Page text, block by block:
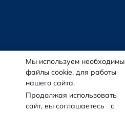
контакты
Мы используем
файлы cookie, для работы
нашего сайта.
Продолжая использовать
сайт, вы соглашаетесь с